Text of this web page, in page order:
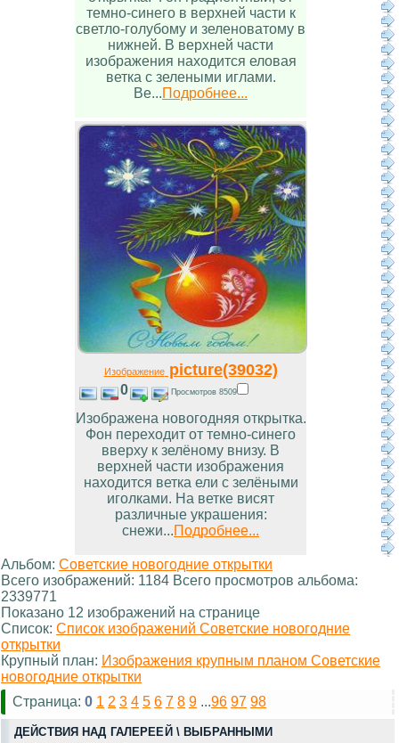
темно-синего в верхней части к
светло-голубому и зеленоватому в
нижней. В верхней части
изображения находится еловая
ветка с зелеными иглами.
Ве...Подробнее...
Изображениеpicture(39032)
0 Просмотров 8509
Изображена новогодняя открытка.
Фон переходит от темно-синего
вверху к зелёному внизу. В
верхней части изображения
находится ветка ели с зелёными
иголками. На ветке висят
различные украшения:
снежи...Подробнее...
Альбом: Советские новогодние открытки
Всего изображений: 1184 Всего просмотров альбома:
2339771
Показано 12 изображений на странице
Список: Список изображений Советские новогодние
открытки
Крупный план: Изображения крупным планом Советские
новогодние открытки
Страница: 0 1 2 3 4 5 6 7 8 9 ...96 97 98
ДЕЙСТВИЯ НАД ГАЛЕРЕЕЙ \ ВЫБРАННЫМИ